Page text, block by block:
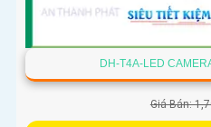
DH-T4A-LED
Giá Bán: